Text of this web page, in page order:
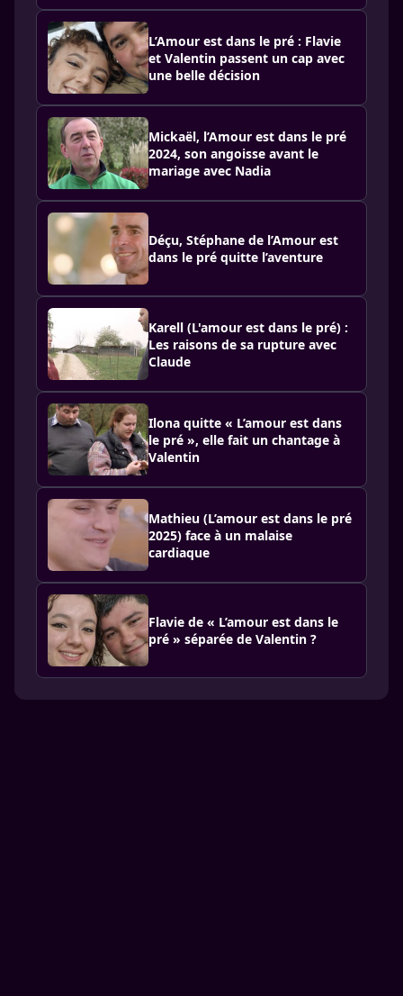
L’Amour est dans le pré : Flavie
et Valentin passent un cap avec
une belle décision
Mickaël, l’Amour est dans le pré
2024, son angoisse avant le
mariage avec Nadia
Déçu, Stéphane de l’Amour est
dans le pré quitte l’aventure
Karell (L'amour est dans le pré) :
Les raisons de sa rupture avec
Claude
Ilona quitte « L’amour est dans
le pré », elle fait un chantage à
Valentin
Mathieu (L’amour est dans le pré
2025) face à un malaise
cardiaque
Flavie de « L’amour est dans le
pré » séparée de Valentin ?